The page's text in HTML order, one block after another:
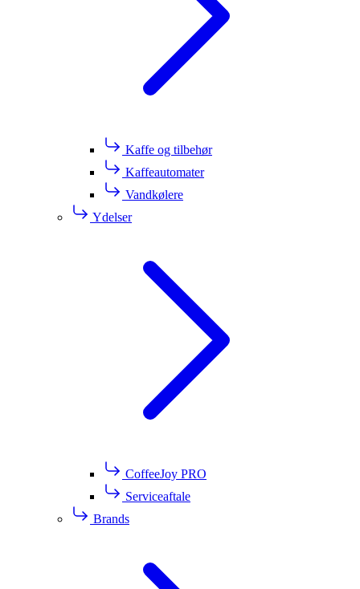
Kaffe og tilbehør
Kaffeautomater
Vandkølere
Ydelser
CoffeeJoy PRO
Serviceaftale
Brands